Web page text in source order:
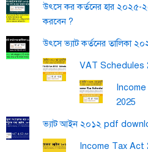
উৎসে কর কর্তনের হার ২০২৫-
করবেন ?
উৎসে ভ্যাট কর্তনের তালিকা
VAT Schedules
2025
ভ্যাট আইন ২০১২ pdf
Income Tax